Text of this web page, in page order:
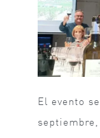
El evento